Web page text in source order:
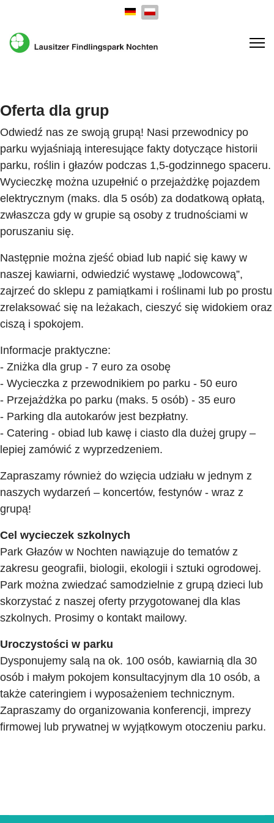
Wybierz swój język
Oferta dla grup
Odwiedź nas ze swoją grupą! Nasi przewodnicy po
parku wyjaśniają interesujące fakty dotyczące historii
parku, roślin i głazów podczas 1,5-godzinnego spaceru.
Wycieczkę można uzupełnić o przejażdżkę pojazdem
elektrycznym (maks. dla 5 osób) za dodatkową opłatą,
zwłaszcza gdy w grupie są osoby z trudnościami w
poruszaniu się.
Następnie można zjeść obiad lub napić się kawy w
naszej kawiarni, odwiedzić wystawę „lodowcową”,
zajrzeć do sklepu z pamiątkami i roślinami lub po prostu
zrelaksować się na leżakach, cieszyć się widokiem oraz
ciszą i spokojem.
Informacje praktyczne:
- Zniżka dla grup - 7 euro za osobę
- Wycieczka z przewodnikiem po parku - 50 euro
- Przejażdżka po parku (maks. 5 osób) - 35 euro
- Parking dla autokarów jest bezpłatny.
- Catering - obiad lub kawę i ciasto dla dużej grupy –
lepiej zamówić z wyprzedzeniem.
Zapraszamy również do wzięcia udziału w jednym z
naszych wydarzeń – koncertów, festynów - wraz z
grupą!
Cel wycieczek szkolnych
Park Głazów w Nochten nawiązuje do tematów z
zakresu geografii, biologii, ekologii i sztuki ogrodowej.
Park można zwiedzać samodzielnie z grupą dzieci lub
skorzystać z naszej oferty przygotowanej dla klas
szkolnych. Prosimy o kontakt mailowy.
Uroczystości w parku
Dysponujemy salą na ok. 100 osób, kawiarnią dla 30
osób i małym pokojem konsultacyjnym dla 10 osób, a
także cateringiem i wyposażeniem technicznym.
Zapraszamy do organizowania konferencji, imprezy
firmowej lub prywatnej w wyjątkowym otoczeniu parku.